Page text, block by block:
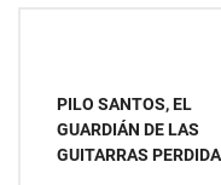
entradas
PILO SANTOS, EL
GUARDIÁN DE LAS
GUITARRAS